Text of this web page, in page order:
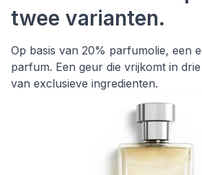
twee varianten.
Op basis van 20% parfumolie, een
parfum. Een geur die vrijkomt in
van exclusieve ingredienten.